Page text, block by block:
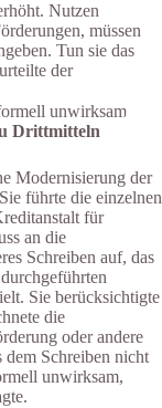
Nutzen
müssen
Tun sie das
der
Drittmitteln
Modernisierung der
führte die einzelnen
für
an die
Schreiben auf, das
Sie berücksichtigte
die
oder andere
Schreiben nicht
unwirksam,